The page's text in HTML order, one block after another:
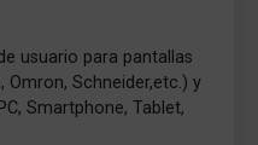
usuario para pantallas
Omron, Schneider,etc.) y
Smartphone, Tablet,